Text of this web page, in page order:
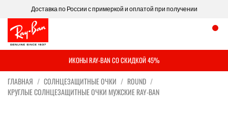
Доставка по России с примеркой и оплатой при получении
ИКОНЫ RAY-BAN СО СКИДКОЙ 45%
ГЛАВНАЯ СОЛНЦЕЗАЩИТНЫЕ ОЧКИ
ROUND
КРУГЛЫЕ СОЛНЦЕЗАЩИТНЫЕ ОЧКИ МУЖСКИЕ RAY-BAN